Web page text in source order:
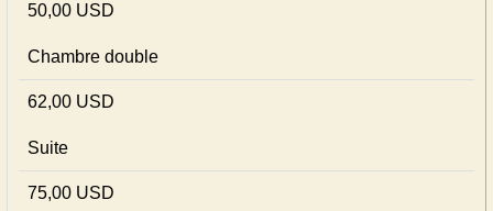
50,00 USD
Chambre double
62,00 USD
Suite
75,00 USD